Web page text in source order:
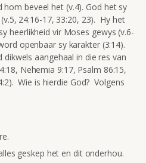
beveel het (v.4). God het sy
24:16-17, 33:20, 23). Hy het
heerlikheid vir Moses gewys (v.6-
openbaar sy karakter (3:14).
aangehaal in die res van
Nehemia 9:17, Psalm 86:15,
Wie is hierdie God? Volgens
geskep het en dit onderhou.